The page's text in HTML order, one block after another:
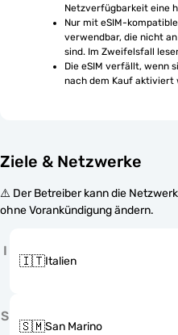
Netzverfügbarkeit eine
Nur mit eSIM-
verwendbar, die nicht
sind. Im Zweifelsfall
Die eSIM verfällt, wenn
nach dem Kauf aktiviert
Ziele & Netzwerke
⚠️ Der Betreiber kann die
ohne Vorankündigung ändern.
I
🇮🇹Italien
S
🇸🇲San Marino